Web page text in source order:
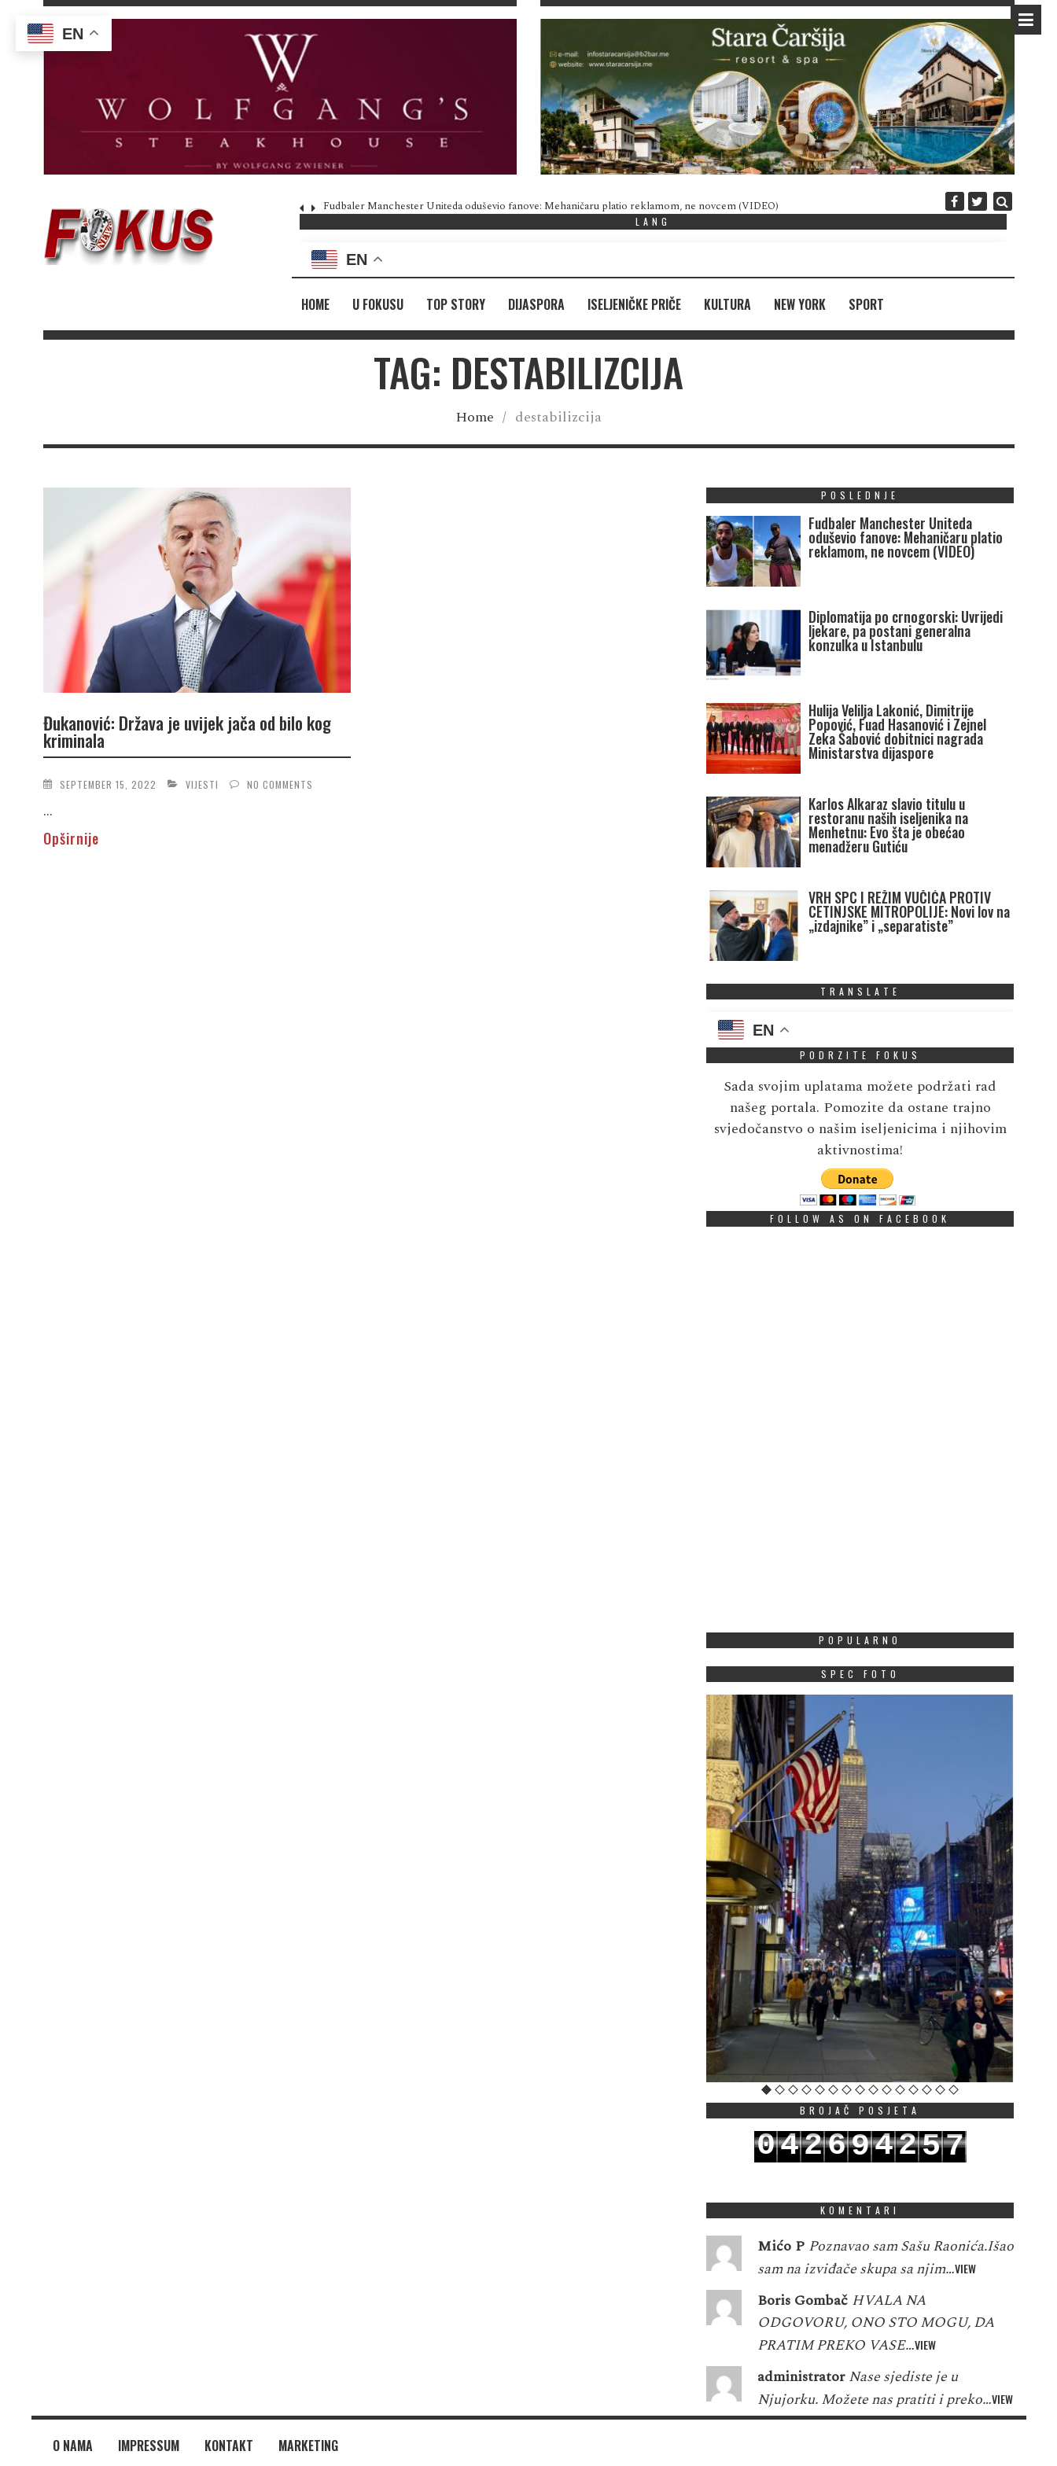
Fudbaler Manchester Uniteda oduševio fanove: Mehaničaru platio reklamom, ne novcem (VIDEO) Diplomatija po
LANG
EN
HOME U FOKUSU TOP STORY DIJASPORA ISELJENIČKE PRIČE KULTURA NEW YORK SPORT
TAG: DESTABILIZCIJA
Home / destabilizcija
Đukanović: Država je uvijek jača od bilo kog
kriminala
SEPTEMBER 15, 2022 VIJESTI NO COMMENTS
...
Opširnije
POSLEDNJE
Fudbaler Manchester Uniteda
oduševio fanove: Mehaničaru platio
reklamom, ne novcem (VIDEO)
Diplomatija po crnogorski: Uvrijedi
ljekare, pa postani generalna
konzulka u Istanbulu
Hulija Velilja Lakonić, Dimitrije
Popović, Fuad Hasanović i Zejnel
Zeka Šabović dobitnici nagrada
Ministarstva dijaspore
Karlos Alkaraz slavio titulu u
restoranu naših iseljenika na
Menhetnu: Evo šta je obećao
menadžeru Gutiću
VRH SPC I REŽIM VUČIĆA PROTIV
CETINJSKE MITROPOLIJE: Novi lov na
„izdajnike” i „separatiste”
TRANSLATE
EN
PODRZITE FOKUS
Sada svojim uplatama možete podržati rad
našeg portala. Pomozite da ostane trajno
svjedočanstvo o našim iseljenicima i njihovim
aktivnostima!
FOLLOW AS ON FACEBOOK
POPULARNO
SPEC FOTO
BROJAČ POSJETA
042694257
KOMENTARI
Mićo P Poznavao sam Sašu Raonića.Išao
sam na izviđače skupa sa njim…VIEW
Boris Gombač HVALA NA
ODGOVORU, ONO STO MOGU, DA
PRATIM PREKO VASE…VIEW
administrator Nase sjediste je u
Njujorku. Možete nas pratiti i preko…VIEW
O NAMA IMPRESSUM KONTAKT MARKETING
EN